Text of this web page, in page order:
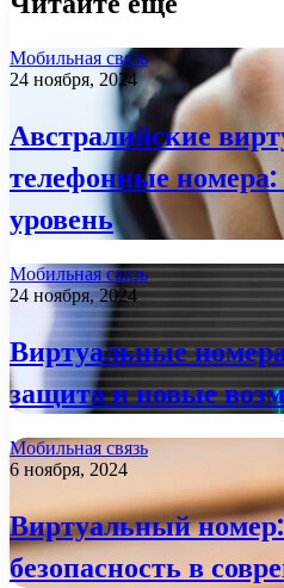
Мобильная связь
24 ноября, 2024
Австралийские
телефонные
уровень
Мобильная связь
24 ноября, 2024
Виртуальные
защита и новые
Мобильная связь
6 ноября, 2024
Виртуальный номер:
безопасность в